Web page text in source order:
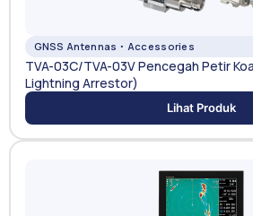
GNSS Antennas・Accessories
TVA-03C/TVA-03V Pencegah Petir
Lightning Arrestor)
Lihat Produk